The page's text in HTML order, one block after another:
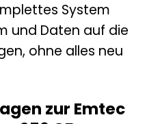
System
und Daten auf die
ohne alles neu
zur Emtec